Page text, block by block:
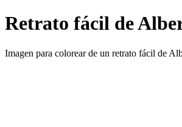
Retrato fácil de
Imagen para colorear de un retrato fácil de